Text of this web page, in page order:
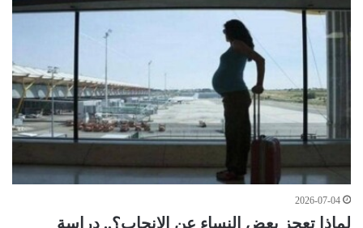
2026-07-04
لماذا تعجز بعض النساء عن الإنجاب؟.. دراسة